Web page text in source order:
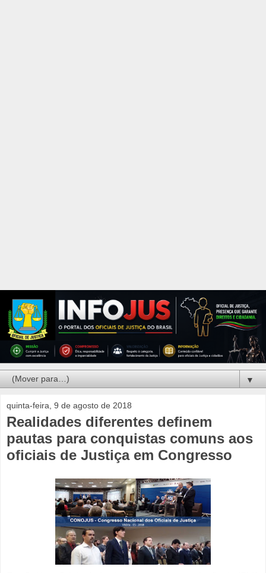
▼
quinta-feira, 9 de agosto de 2018
Realidades diferentes definem
pautas para conquistas comuns aos
oficiais de Justiça em Congresso